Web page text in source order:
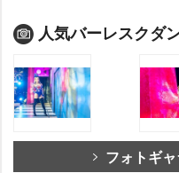
人気バーレスクダ
フォトギ